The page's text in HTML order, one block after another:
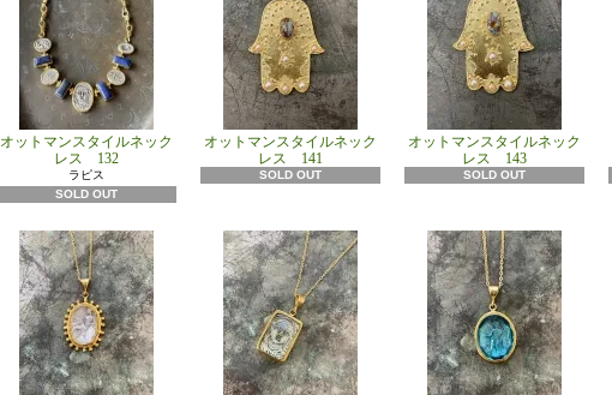
オットマンスタイルネック
レス 132
ラピス
SOLD OUT
オットマンスタイルネック
レス 141
SOLD OUT
オットマンスタイルネック
レス 143
SOLD OUT